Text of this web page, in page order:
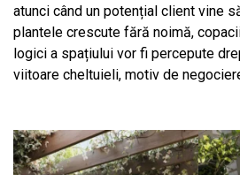
atunci când un potențial client vine
plantele crescute fără noimă,
logici a spațiului vor fi percepute
viitoare cheltuieli, motiv de